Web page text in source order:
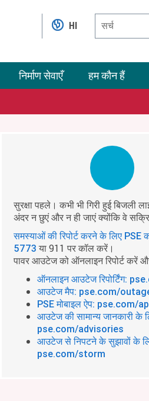
निर्माण सेवाएँ हम कौन हैं
HI
सुरक्षा पहले। कभी भी गिरी हुई बिजली
अंदर न छुएं और न ही जाएं क्योंकि वे
समस्याओं की रिपोर्ट करने के लिए PSE
5773 या 911 पर कॉल करें।
पावर आउटेज को ऑनलाइन रिपोर्ट करें
ऑनलाइन आउटेज रिपोर्टिंग:
आउटेज मैप: pse.com/
PSE मोबाइल ऐप: pse.com/
आउटेज की सामान्य जानकारी के
pse.com/advisories
आउटेज से निपटने के सुझावों के
pse.com/storm